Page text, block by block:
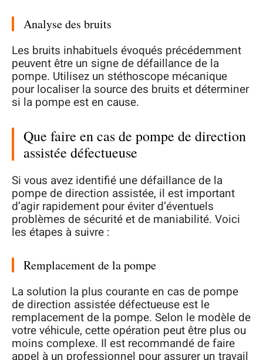
Analyse des bruits
Les bruits inhabituels évoqués précédemment
peuvent être un signe de défaillance de la
pompe. Utilisez un stéthoscope mécanique
pour localiser la source des bruits et déterminer
si la pompe est en cause.
Que faire en cas de pompe de direction
assistée défectueuse
Si vous avez identifié une défaillance de la
pompe de direction assistée, il est important
d’agir rapidement pour éviter d’éventuels
problèmes de sécurité et de maniabilité. Voici
les étapes à suivre :
Remplacement de la pompe
La solution la plus courante en cas de pompe
de direction assistée défectueuse est le
remplacement de la pompe. Selon le modèle de
votre véhicule, cette opération peut être plus ou
moins complexe. Il est recommandé de faire
appel à un professionnel pour assurer un travail